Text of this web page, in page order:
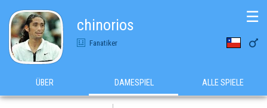
chinorios
Fanatiker 
☰
ÜBER DAMESPIEL ALLE SPIELE